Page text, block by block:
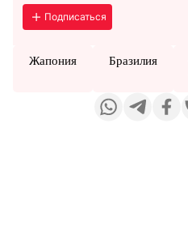
Подписаться
Жапония Бразилия